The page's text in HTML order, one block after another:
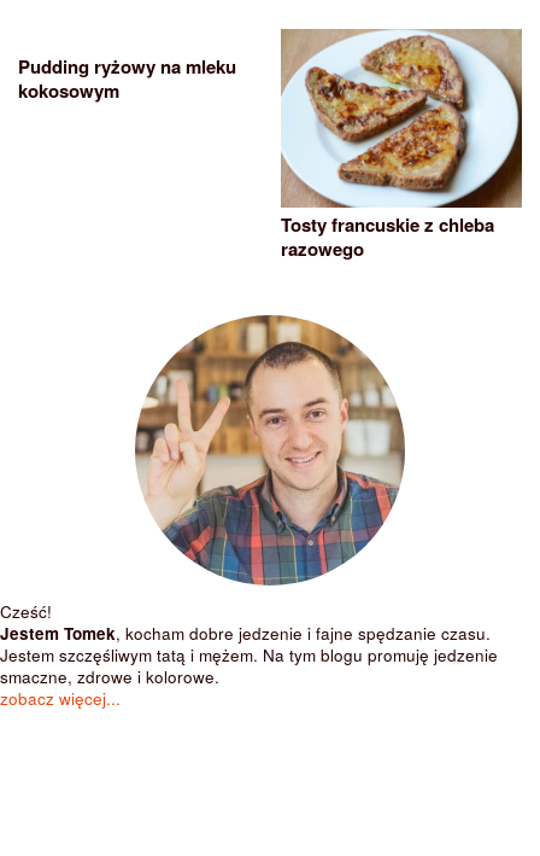
Pudding ryżowy na mleku
kokosowym
Tosty francuskie z chleba
razowego
Cześć!
Jestem Tomek, kocham dobre jedzenie i fajne spędzanie czasu.
Jestem szczęśliwym tatą i mężem. Na tym blogu promuję jedzenie
smaczne, zdrowe i kolorowe.
zobacz więcej...